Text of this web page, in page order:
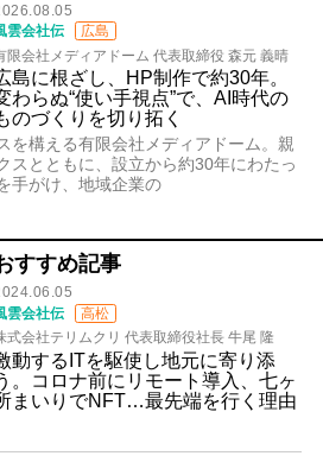
雲会社伝
広島
限会社メディアドーム 代表取締役 森元 義晴
島に根ざし、HP制作で約30年。
わらぬ“使い手視点”で、AI時代の
のづくりを切り拓く
を構える有限会社メディアドーム。親
スとともに、設立から約30年にわたっ
手がけ、地域企業の
すすめ記事
雲会社伝
高松
式会社テリムクリ 代表取締役社長 牛尾 隆
動するITを駆使し地元に寄り添
。コロナ前にリモート導入、七ヶ
まいりでNFT…最先端を行く理由